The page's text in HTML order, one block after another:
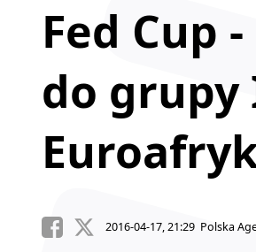
Fed Cup
do grupy
2016-04-17, 21:29 Polska